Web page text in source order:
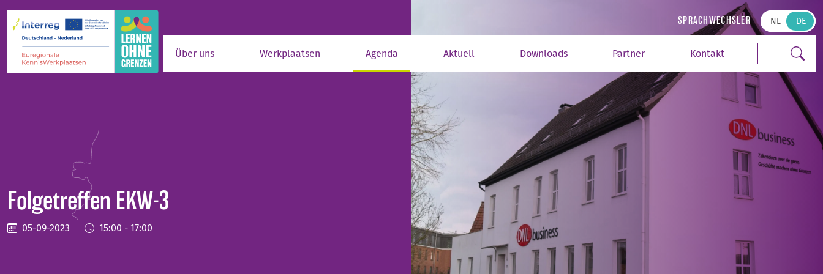
Zum Hauptinhalt springen
SPRACHWECHSLER NL
Über uns Werkplaatsen Agenda Aktuell Downloads Partner Kontakt
Suchen
Folgetreffen EKW-3
05-09-2023 15:00 - 17:00